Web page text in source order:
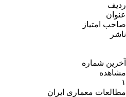
ردیف
عنوان
صاحب امتیاز
ناشر
آخرین شماره
مشاهده
۱
مطالعات معماری ایران